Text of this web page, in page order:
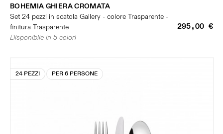
BOHEMIA GHIERA CROMATA
Set 24 pezzi in scatola Gallery - colore Trasparente -
finitura Trasparente
295,00 €
Disponibile in 5 colori
24 PEZZI PER 6 PERSONE